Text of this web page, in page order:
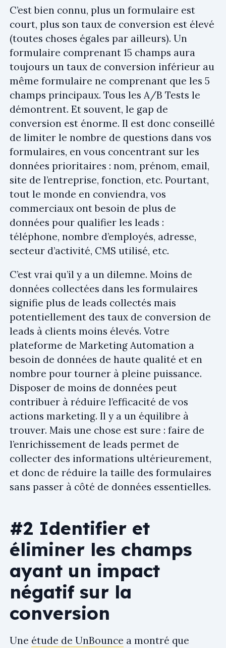
C’est bien connu, plus un formulaire est
court, plus son taux de conversion est élevé
(toutes choses égales par ailleurs). Un
formulaire comprenant 15 champs aura
toujours un taux de conversion inférieur au
même formulaire ne comprenant que les 5
champs principaux. Tous les A/B Tests le
démontrent. Et souvent, le gap de
conversion est énorme. Il est donc conseillé
de limiter le nombre de questions dans vos
formulaires, en vous concentrant sur les
données prioritaires : nom, prénom, email,
site de l’entreprise, fonction, etc. Pourtant,
tout le monde en conviendra, vos
commerciaux ont besoin de plus de
données pour qualifier les leads :
téléphone, nombre d’employés, adresse,
secteur d’activité, CMS utilisé, etc.
C’est vrai qu’il y a un dilemne. Moins de
données collectées dans les formulaires
signifie plus de leads collectés mais
potentiellement des taux de conversion de
leads à clients moins élevés. Votre
plateforme de Marketing Automation a
besoin de données de haute qualité et en
nombre pour tourner à pleine puissance.
Disposer de moins de données peut
contribuer à réduire l’efficacité de vos
actions marketing. Il y a un équilibre à
trouver. Mais une chose est sure : faire de
l’enrichissement de leads permet de
collecter des informations ultérieurement,
et donc de réduire la taille des formulaires
sans passer à côté de données essentielles.
#2 Identifier et
éliminer les champs
ayant un impact
négatif sur la
conversion
Une étude de UnBounce a montré que